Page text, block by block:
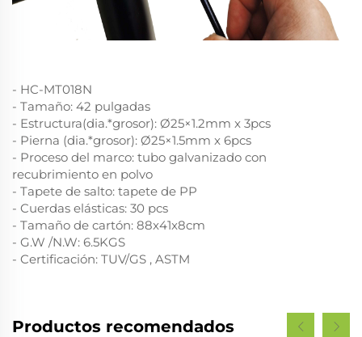
- HC-MT018N
- Tamaño: 42 pulgadas
- Estructura(dia.*grosor): Ø25×1.2mm x 3pcs
- Pierna (dia.*grosor): Ø25×1.5mm x 6pcs
- Proceso del marco: tubo galvanizado con
recubrimiento en polvo
- Tapete de salto: tapete de PP
- Cuerdas elásticas: 30 pcs
- Tamaño de cartón: 88x41x8cm
- G.W /N.W: 6.5KGS
- Certificación: TUV/GS , ASTM
Productos recomendados